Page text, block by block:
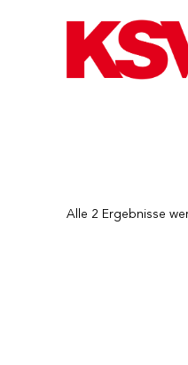
Alle 2 Ergebnisse